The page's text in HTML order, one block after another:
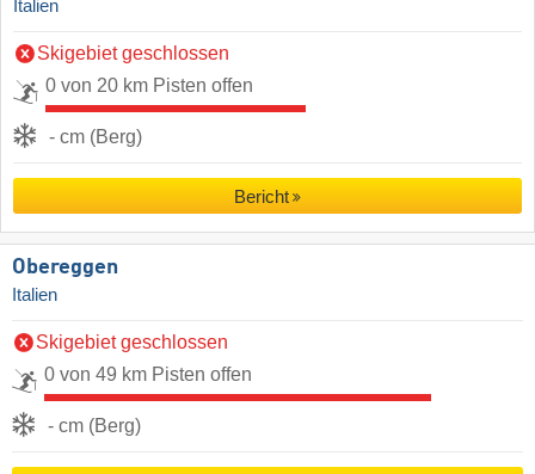
Italien
Skigebiet geschlossen
0 von 20 km Pisten offen
- cm (Berg)
Bericht
Obereggen
Italien
Skigebiet geschlossen
0 von 49 km Pisten offen
- cm (Berg)